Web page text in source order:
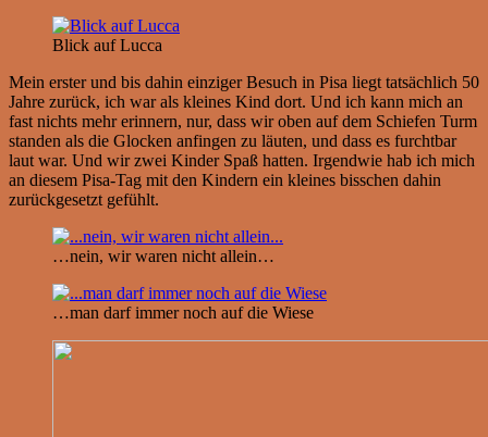
Blick auf Lucca
Mein erster und bis dahin einziger Besuch in Pisa liegt tatsächlich 50
Jahre zurück, ich war als kleines Kind dort. Und ich kann mich an
fast nichts mehr erinnern, nur, dass wir oben auf dem Schiefen Turm
standen als die Glocken anfingen zu läuten, und dass es furchtbar
laut war. Und wir zwei Kinder Spaß hatten. Irgendwie hab ich mich
an diesem Pisa-Tag mit den Kindern ein kleines bisschen dahin
zurückgesetzt gefühlt.
…nein, wir waren nicht allein…
…man darf immer noch auf die Wiese